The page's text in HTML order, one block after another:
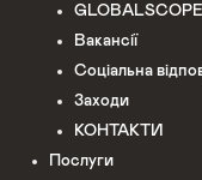
GLOBALSCOPE
Вакансії
Соціальна
Заходи
КОНТАКТИ
Послуги